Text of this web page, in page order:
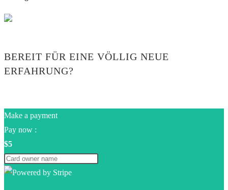
BEREIT FÜR EINE VÖLLIG NEUE
ERFAHRUNG?
Make a payment
Pay now :
$5